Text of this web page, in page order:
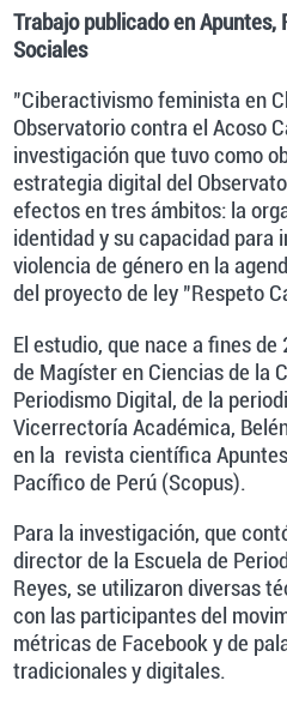
Trabajo publicado en Apuntes,
Sociales
"Ciberactivismo feminista en
Observatorio contra el Acoso
investigación que tuvo como
estrategia digital del
efectos en tres ámbitos: la
identidad y su capacidad para
violencia de género en la
del proyecto de ley "Respeto
El estudio, que nace a fines
de Magíster en Ciencias de la
Periodismo Digital, de la
Vicerrectoría Académica,
en la revista científica
Pacífico de Perú (Scopus).
Para la investigación, que
director de la Escuela de
Reyes, se utilizaron diversas
con las participantes del
métricas de Facebook y de
tradicionales y digitales.